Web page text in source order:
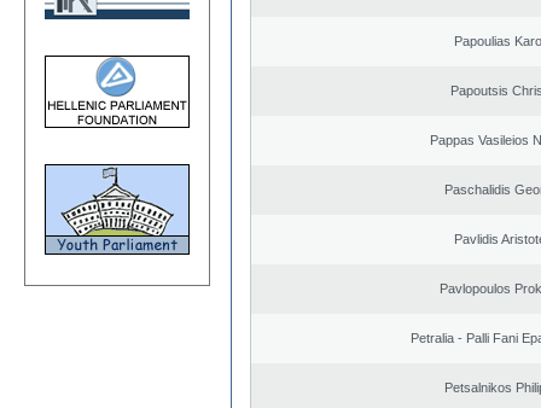
Papoulias
Papoutsis
Pappas Vasileios
Paschalidis
Pavlidis
Pavlopoulos
Petralia - Palli Fani
Petsalnikos